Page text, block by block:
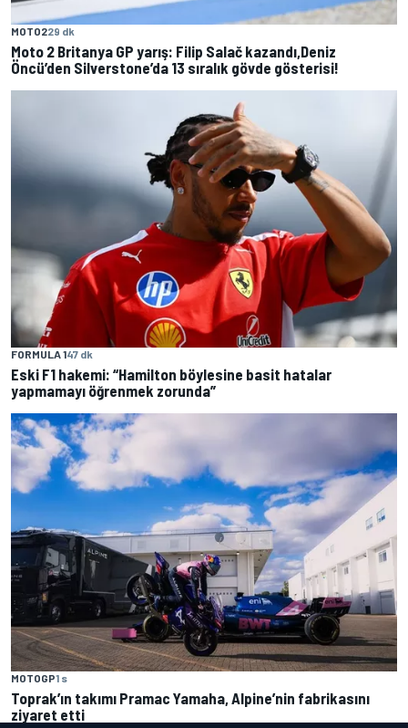
MOTO229 dk
Moto 2 Britanya GP yarış: Filip Salač kazandı,Deniz
Öncü’den Silverstone’da 13 sıralık gövde gösterisi!
FORMULA 147 dk
Eski F1 hakemi: “Hamilton böylesine basit hatalar
yapmamayı öğrenmek zorunda”
MOTOGP1 s
Toprak’ın takımı Pramac Yamaha, Alpine’nin fabrikasını
ziyaret etti